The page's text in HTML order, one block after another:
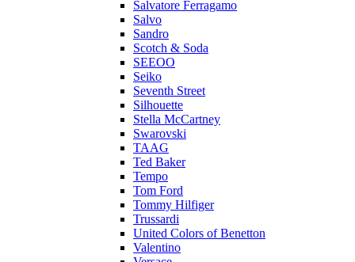
Salvatore Ferragamo
Salvo
Sandro
Scotch & Soda
SEEOO
Seiko
Seventh Street
Silhouette
Stella McCartney
Swarovski
TAAG
Ted Baker
Tempo
Tom Ford
Tommy Hilfiger
Trussardi
United Colors of Benetton
Valentino